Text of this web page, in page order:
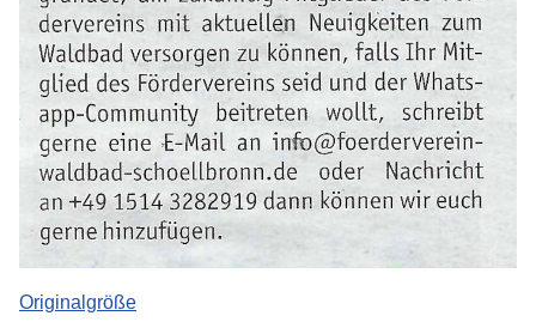
Originalgröße